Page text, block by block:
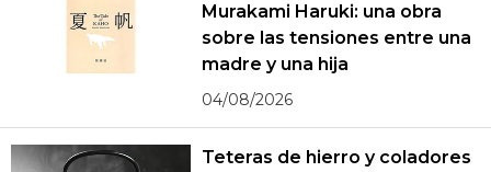
Murakami Haruki: una obra
sobre las tensiones entre una
madre y una hija
04/08/2026
Teteras de hierro y coladores